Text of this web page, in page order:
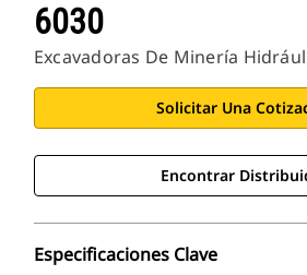
6030
Excavadoras De Minería
Solicitar Una
Encontrar
Especificaciones Clave